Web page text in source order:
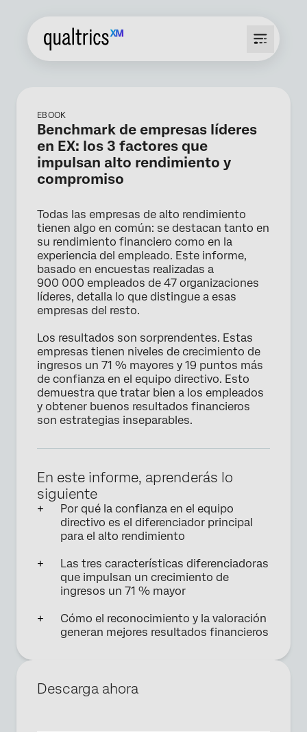
EBOOK
Benchmark de empresas líderes
en EX: los 3 factores que
impulsan alto rendimiento y
compromiso
Todas las empresas de alto rendimiento
tienen algo en común: se destacan tanto en
su rendimiento financiero como en la
experiencia del empleado. Este informe,
basado en encuestas realizadas a
900 000 empleados de 47 organizaciones
líderes, detalla lo que distingue a esas
empresas del resto.
Los resultados son sorprendentes. Estas
empresas tienen niveles de crecimiento de
ingresos un 71 % mayores y 19 puntos más
de confianza en el equipo directivo. Esto
demuestra que tratar bien a los empleados
y obtener buenos resultados financieros
son estrategias inseparables.
En este informe, aprenderás lo
siguiente
Por qué la confianza en el equipo
directivo es el diferenciador principal
para el alto rendimiento
Las tres características diferenciadoras
que impulsan un crecimiento de
ingresos un 71 % mayor
Cómo el reconocimiento y la valoración
generan mejores resultados financieros
Descarga ahora